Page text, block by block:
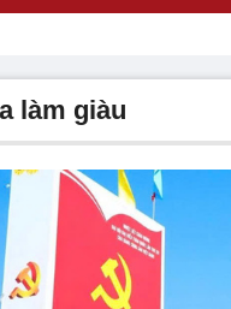
làm giàu